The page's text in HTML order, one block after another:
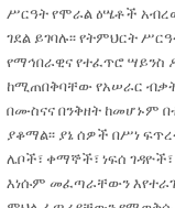
ሥርዓት የሞራል ዕሤቶች
ገደል ይገባሉ፡፡ የትምህርት
የማኅበራዊና የተፈጥሮ ሣይንስ
ከሚጠበቅባቸው የአሠራር
በሙስናና በንቅዘት ከመሆኑም
ያቆማል፡፡ ያኔ ሰዎች በሥነ
ሌቦች፣ ቀማኞች፣ ነፍሰ
እነሱም መፈጣራቸውን